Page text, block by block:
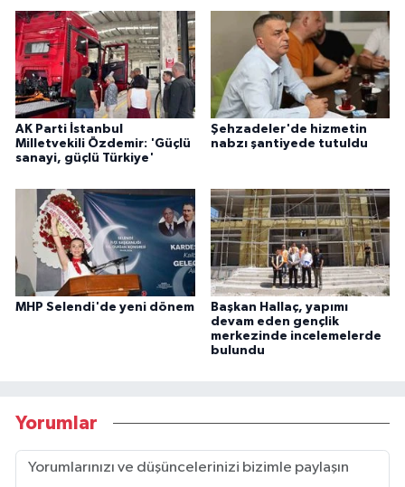
AK Parti İstanbul
Milletvekili Özdemir: 'Güçlü
sanayi, güçlü Türkiye'
Şehzadeler'de hizmetin
nabzı şantiyede tutuldu
MHP Selendi'de yeni dönem
Başkan Hallaç, yapımı
devam eden gençlik
merkezinde incelemelerde
bulundu
Yorumlar